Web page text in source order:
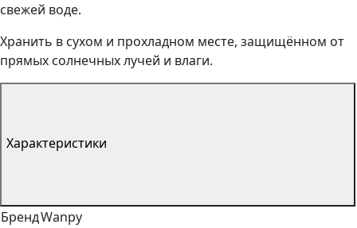
свежей воде.
Хранить в сухом и прохладном месте, защищённом от
прямых солнечных лучей и влаги.
Характеристики
БрендWanpy